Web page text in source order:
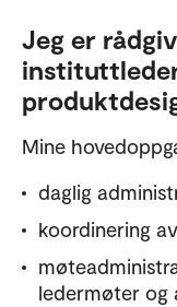
Jeg er
Mine
daglig
koordinering
ledermøter og